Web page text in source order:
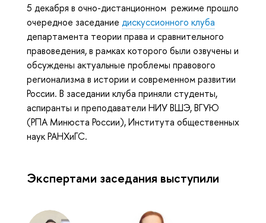
5 декабря в очно-дистанционном режиме прошло
очередное заседание дискуссионного клуба
департамента теории права и сравнительного
правоведения, в рамках которого были озвучены и
обсуждены актуальные проблемы правового
регионализма в истории и современном развитии
России. В заседании клуба приняли студенты,
аспиранты и преподаватели НИУ ВШЭ, ВГУЮ
(РПА Минюста России), Института общественных
наук РАНХиГС.
Экспертами заседания выступили